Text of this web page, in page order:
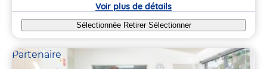
Voir plus de détails
Sélectionnée Retirer Sélectionner
Partenaire